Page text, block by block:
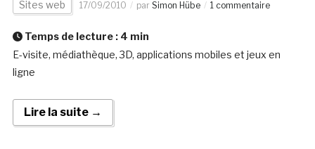
Sites web 17/09/2010 par Simon Hübe 1 commentaire
Temps de lecture : 4 min
E-visite, médiathèque, 3D, applications mobiles et jeux en
ligne
Lire la suite →